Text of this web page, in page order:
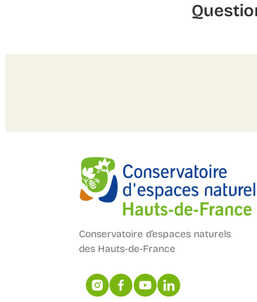
Conservatoire d’espaces naturels
des Hauts-de-France